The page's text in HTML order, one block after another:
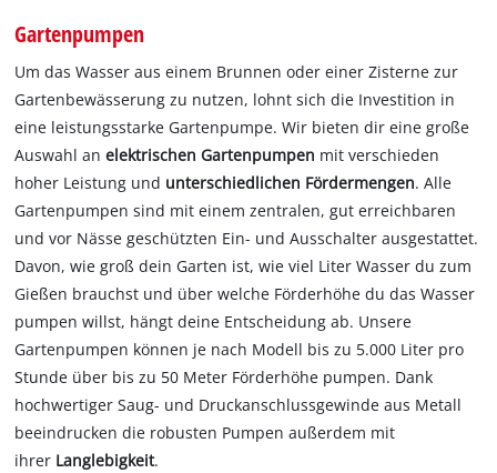
Gartenpumpen
Um das Wasser aus einem Brunnen oder einer Zisterne zur
Gartenbewässerung zu nutzen, lohnt sich die Investition in
eine leistungsstarke Gartenpumpe. Wir bieten dir eine große
Auswahl anelektrischen Gartenpumpen mit verschieden
hoher Leistung und unterschiedlichen Fördermengen. Alle
Gartenpumpen sind mit einem zentralen, gut erreichbaren
und vor Nässe geschützten Ein- und Ausschalter ausgestattet.
Davon, wie groß dein Garten ist, wie viel Liter Wasser du zum
Gießen brauchst und über welche Förderhöhe du das Wasser
pumpen willst, hängt deine Entscheidung ab. Unsere
Gartenpumpen können je nach Modell bis zu 5.000 Liter pro
Stunde über bis zu 50 Meter Förderhöhe pumpen. Dank
hochwertiger Saug- und Druckanschlussgewinde aus Metall
beeindrucken die robusten Pumpen außerdem mit
ihrer Langlebigkeit.